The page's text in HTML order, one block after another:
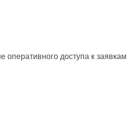
доступа к заявкам